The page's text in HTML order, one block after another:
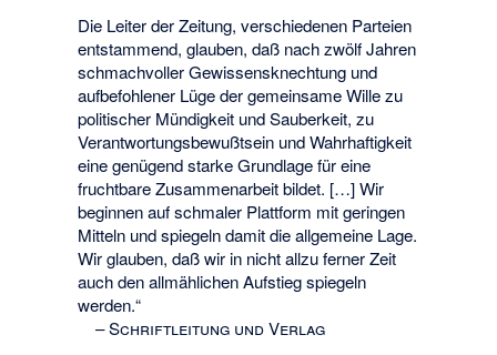
Die Leiter der Zeitung, verschiedenen Parteien
entstammend, glauben, daß nach zwölf Jahren
schmachvoller Gewissensknechtung und
aufbefohlener Lüge der gemeinsame Wille zu
politischer Mündigkeit und Sauberkeit, zu
Verantwortungsbewußtsein und Wahrhaftigkeit
eine genügend starke Grundlage für eine
fruchtbare Zusammenarbeit bildet. […] Wir
beginnen auf schmaler Plattform mit geringen
Mitteln und spiegeln damit die allgemeine Lage.
Wir glauben, daß wir in nicht allzu ferner Zeit
auch den allmählichen Aufstieg spiegeln
werden.“
–Schriftleitung und Verlag